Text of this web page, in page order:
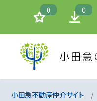
0 0
小田急不動産仲介サイト